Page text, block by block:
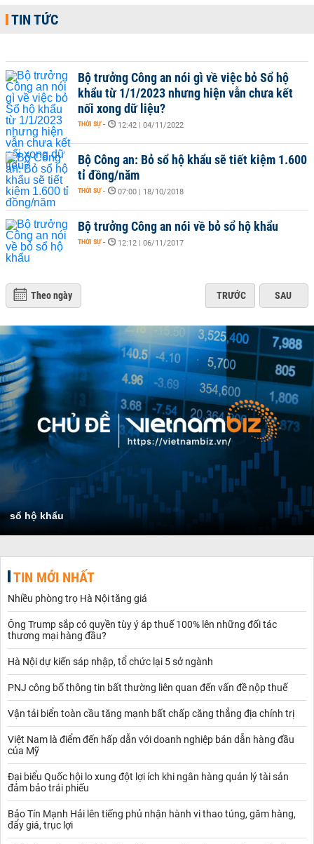
TIN TỨC
Bộ trưởng Công an nói gì về việc bỏ Sổ hộ
khẩu từ 1/1/2023 nhưng hiện vẫn chưa kết
nối xong dữ liệu?
THỜI SỰ - 12:42 | 04/11/2022
Bộ Công an: Bỏ sổ hộ khẩu sẽ tiết kiệm 1.600
tỉ đồng/năm
THỜI SỰ - 07:00 | 18/10/2018
Bộ trưởng Công an nói về bỏ sổ hộ khẩu
THỜI SỰ - 12:12 | 06/11/2017
Theo ngày TRƯỚC SAU
sổ hộ khẩu
TIN MỚI NHẤT
Nhiều phòng trọ Hà Nội tăng giá
Ông Trump sắp có quyền tùy ý áp thuế 100% lên những đối tác
thương mại hàng đầu?
Hà Nội dự kiến sáp nhập, tổ chức lại 5 sở ngành
PNJ công bố thông tin bất thường liên quan đến vấn đề nộp thuế
Vận tải biển toàn cầu tăng mạnh bất chấp căng thẳng địa chính trị
Việt Nam là điểm đến hấp dẫn với doanh nghiệp bán dẫn hàng đầu
của Mỹ
Đại biểu Quốc hội lo xung đột lợi ích khi ngân hàng quản lý tài sản
đảm bảo trái phiếu
Bảo Tín Mạnh Hải lên tiếng phủ nhận hành vi thao túng, găm hàng,
đẩy giá, trục lợi